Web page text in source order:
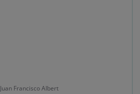
Juan Francisco Albert